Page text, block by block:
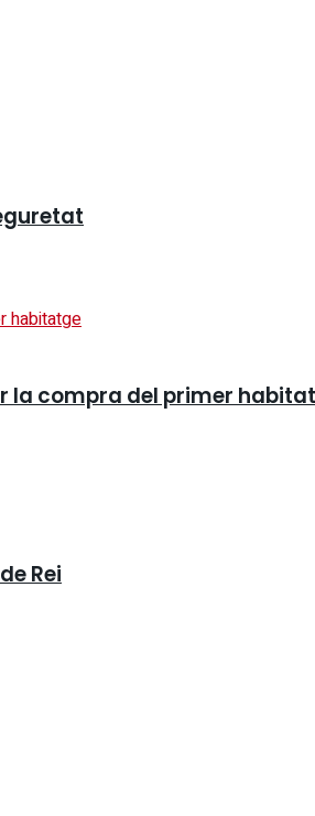
la compra del primer
Rei